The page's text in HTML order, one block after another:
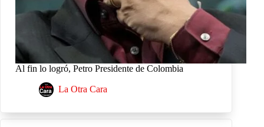
Al fin lo logró, Petro Presidente de Colombia
La Otra Cara